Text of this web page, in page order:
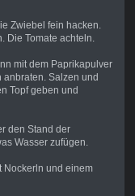
Zwiebel fein hacken.
Die Tomate achteln.
mit dem Paprikapulver
anbraten. Salzen und
Topf geben und
den Stand der
Wasser zufügen.
Nockerln und einem